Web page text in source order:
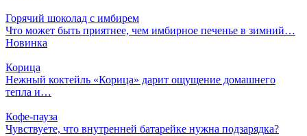
Горячий шоколад с имбирем
Что может быть приятнее, чем имбирное печенье в зимний…
Новинка
Корица
Нежный коктейль «Корица» дарит ощущение домашнего
тепла и…
Кофе-пауза
Чувствуете, что внутренней батарейке нужна подзарядка?